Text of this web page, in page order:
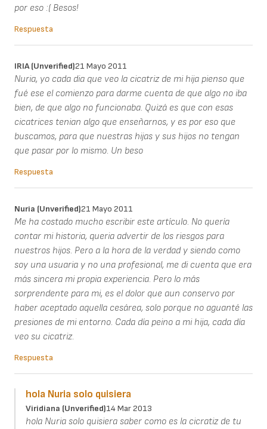
por eso :( Besos!
Respuesta
IRIA (unverified)21 Mayo 2011
Nuria, yo cada dia que veo la cicatriz de mi hija pienso que
fué ese el comienzo para darme cuenta de que algo no iba
bien, de que algo no funcionaba. Quizá es que con esas
cicatrices tenian algo que enseñarnos, y es por eso que
buscamos, para que nuestras hijas y sus hijos no tengan
que pasar por lo mismo. Un beso
Respuesta
Nuria (unverified)21 Mayo 2011
Me ha costado mucho escribir este artículo. No quería
contar mi historia, queria advertir de los riesgos para
nuestros hijos. Pero a la hora de la verdad y siendo como
soy una usuaria y no una profesional, me di cuenta que era
más sincera mi propia experiencia. Pero lo más
sorprendente para mi, es el dolor que aun conservo por
haber aceptado aquella cesárea, solo porque no aguanté las
presiones de mi entorno. Cada día peino a mi hija, cada día
veo su cicatriz.
Respuesta
hola Nuria solo quisiera
Viridiana (unverified)14 Mar 2013
hola Nuria solo quisiera saber como es la cicratiz de tu